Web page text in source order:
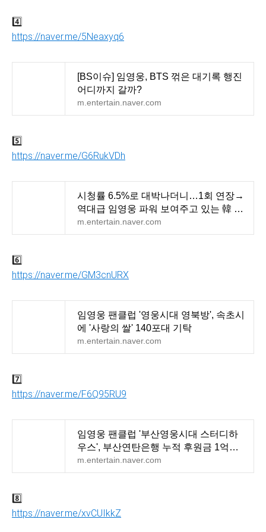
4️⃣
https://naver.me/5Neaxyq6
[BS이슈] 임영웅, BTS 꺾은 대기록 행진
어디까지 갈까?
m.entertain.naver.com
5️⃣
https://naver.me/G6RukVDh
시청률 6.5%로 대박나더니…1회 연장→
역대급 임영웅 파워 보여주고 있는 韓 예
능 ('산골총각 영
m.entertain.naver.com
6️⃣
https://naver.me/GM3cnURX
임영웅 팬클럽 '영웅시대 영북방', 속초시
에 '사랑의 쌀' 140포대 기탁
m.entertain.naver.com
7️⃣
https://naver.me/F6Q95RU9
임영웅 팬클럽 '부산영웅시대 스터디하
우스', 부산연탄은행 누적 후원금 1억원
돌파..'아름다운
m.entertain.naver.com
8️⃣
https://naver.me/xvCUIkkZ